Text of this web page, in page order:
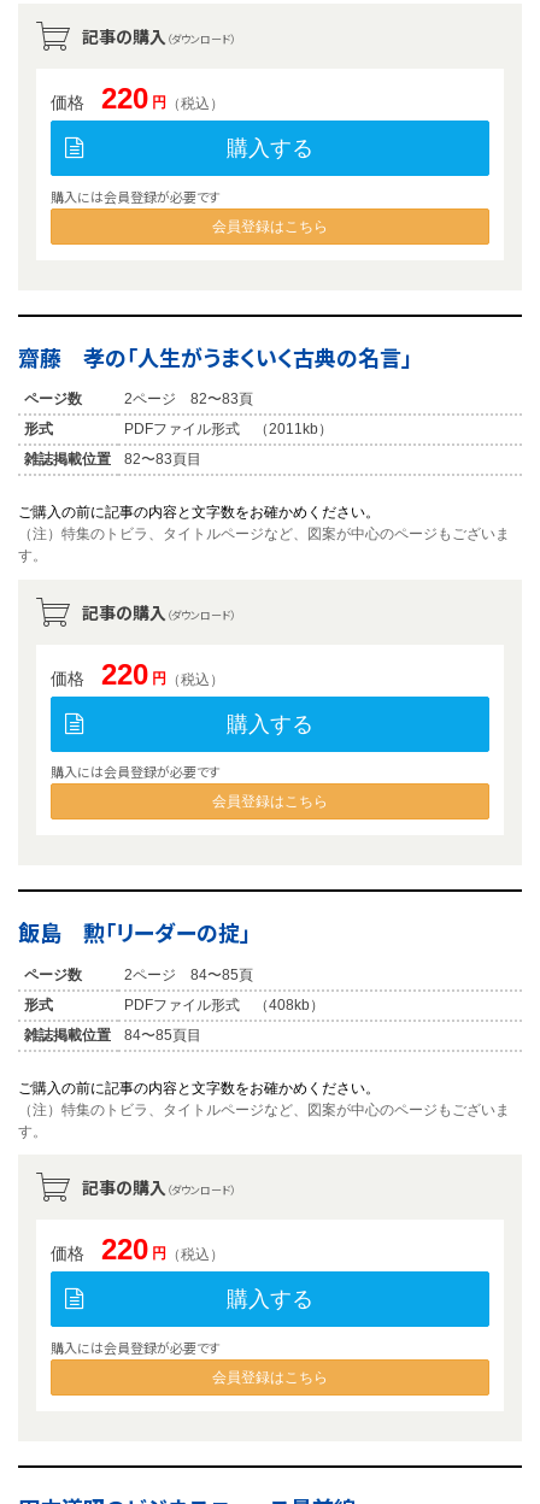
記事の購入 （ダウンロード）
価格 220 円 （税込）
購入する
購入には会員登録が必要です
会員登録はこちら
齋藤 孝の「人生がうまくいく古典の名言」
ページ数
2ページ 82〜83頁
形式
PDFファイル形式 （2011kb）
雑誌掲載位置
82〜83頁目
ご購入の前に記事の内容と文字数をお確かめください。
（注）特集のトビラ、タイトルページなど、図案が中心のページもございま
す。
記事の購入 （ダウンロード）
価格 220 円 （税込）
購入する
購入には会員登録が必要です
会員登録はこちら
飯島 勲「リーダーの掟」
ページ数
2ページ 84〜85頁
形式
PDFファイル形式 （408kb）
雑誌掲載位置
84〜85頁目
ご購入の前に記事の内容と文字数をお確かめください。
（注）特集のトビラ、タイトルページなど、図案が中心のページもございま
す。
記事の購入 （ダウンロード）
価格 220 円 （税込）
購入する
購入には会員登録が必要です
会員登録はこちら